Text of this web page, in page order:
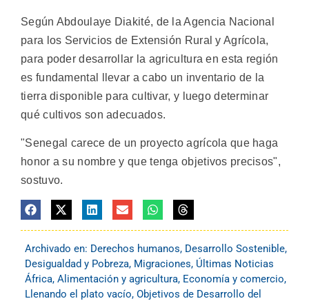
Según Abdoulaye Diakité, de la Agencia Nacional
para los Servicios de Extensión Rural y Agrícola,
para poder desarrollar la agricultura en esta región
es fundamental llevar a cabo un inventario de la
tierra disponible para cultivar, y luego determinar
qué cultivos son adecuados.
"Senegal carece de un proyecto agrícola que haga
honor a su nombre y que tenga objetivos precisos",
sostuvo.
Archivado en: Derechos humanos, Desarrollo Sostenible,
Desigualdad y Pobreza, Migraciones, Últimas Noticias
África, Alimentación y agricultura, Economía y comercio,
Llenando el plato vacío, Objetivos de Desarrollo del